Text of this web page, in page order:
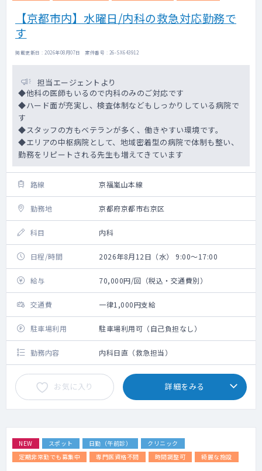
【京都市内】水曜日/内科の救急対応勤務で
す
掲載更新日 : 2026年08月07日 案件番号 : 26-SX643912
担当エージェントより
◆他科の医師もいるので内科のみのご対応です
◆ハード面が充実し、検査体制などもしっかりしている病院で
す
◆スタッフの方もベテランが多く、働きやすい環境です。
◆エリアの中枢病院として、地域密着型の病院で体制も整い、
勤務をリピートされる先生も増えてきています
路線 京福嵐山本線
勤務地 京都府京都市右京区
科目 内科
日程/時間 2026年8月12日（水） 9:00～17:00
給与 70,000円/回（税込・交通費別）
交通費 一律1,000円支給
駐車場利用 駐車場利用可（自己負担なし）
勤務内容 内科日直（救急担当）
お気に入り 詳細をみる
NEW スポット 日勤（午前診）
クリニック
定期非常勤でも募集中
専門医資格不問 時間調整可 綺麗な施設